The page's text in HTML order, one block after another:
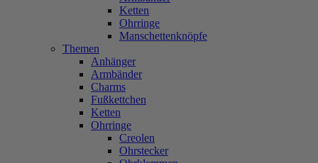
Ketten
Ohrringe
Manschettenknöpfe
Themen
Anhänger
Armbänder
Charms
Fußkettchen
Ketten
Ohrringe
Creolen
Ohrstecker